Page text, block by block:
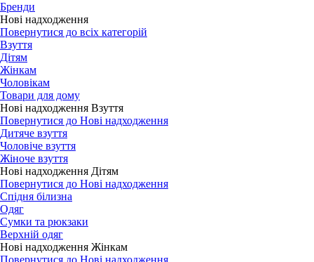
Бренди
Нові надходження
Повернутися до всіх категорій
Взуття
Дітям
Жінкам
Чоловікам
Товари для дому
Нові надходження Взуття
Повернутися до Нові надходження
Дитяче взуття
Чоловіче взуття
Жіноче взуття
Нові надходження Дітям
Повернутися до Нові надходження
Спідня білизна
Одяг
Сумки та рюкзаки
Верхній одяг
Нові надходження Жінкам
Повернутися до Нові надходження